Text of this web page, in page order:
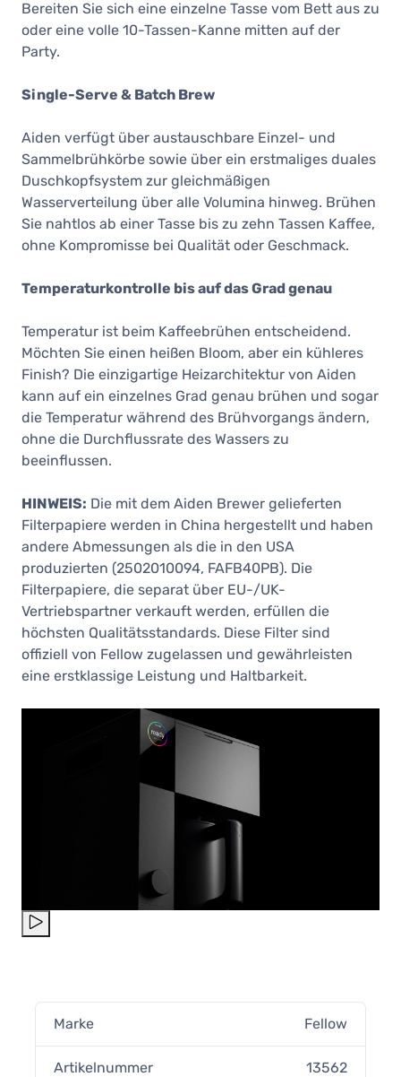
Bereiten Sie sich eine einzelne Tasse vom Bett aus zu
oder eine volle 10-Tassen-Kanne mitten auf der
Party.
Single-Serve & Batch Brew
Aiden verfügt über austauschbare Einzel- und
Sammelbrühkörbe sowie über ein erstmaliges duales
Duschkopfsystem zur gleichmäßigen
Wasserverteilung über alle Volumina hinweg. Brühen
Sie nahtlos ab einer Tasse bis zu zehn Tassen Kaffee,
ohne Kompromisse bei Qualität oder Geschmack.
Temperaturkontrolle bis auf das Grad genau
Temperatur ist beim Kaffeebrühen entscheidend.
Möchten Sie einen heißen Bloom, aber ein kühleres
Finish? Die einzigartige Heizarchitektur von Aiden
kann auf ein einzelnes Grad genau brühen und sogar
die Temperatur während des Brühvorgangs ändern,
ohne die Durchflussrate des Wassers zu
beeinflussen.
HINWEIS: Die mit dem Aiden Brewer gelieferten
Filterpapiere werden in China hergestellt und haben
andere Abmessungen als die in den USA
produzierten (2502010094, FAFB40PB). Die
Filterpapiere, die separat über EU-/UK-
Vertriebspartner verkauft werden, erfüllen die
höchsten Qualitätsstandards. Diese Filter sind
offiziell von Fellow zugelassen und gewährleisten
eine erstklassige Leistung und Haltbarkeit.
Marke Fellow
Artikelnummer 13562